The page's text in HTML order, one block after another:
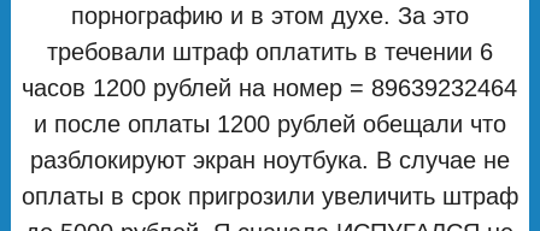
порнографию и в этом духе. За это
требовали штраф оплатить в течении 6
часов 1200 рублей на номер = 89639232464
и после оплаты 1200 рублей обещали что
разблокируют экран ноутбука. В случае не
оплаты в срок пригрозили увеличить штраф